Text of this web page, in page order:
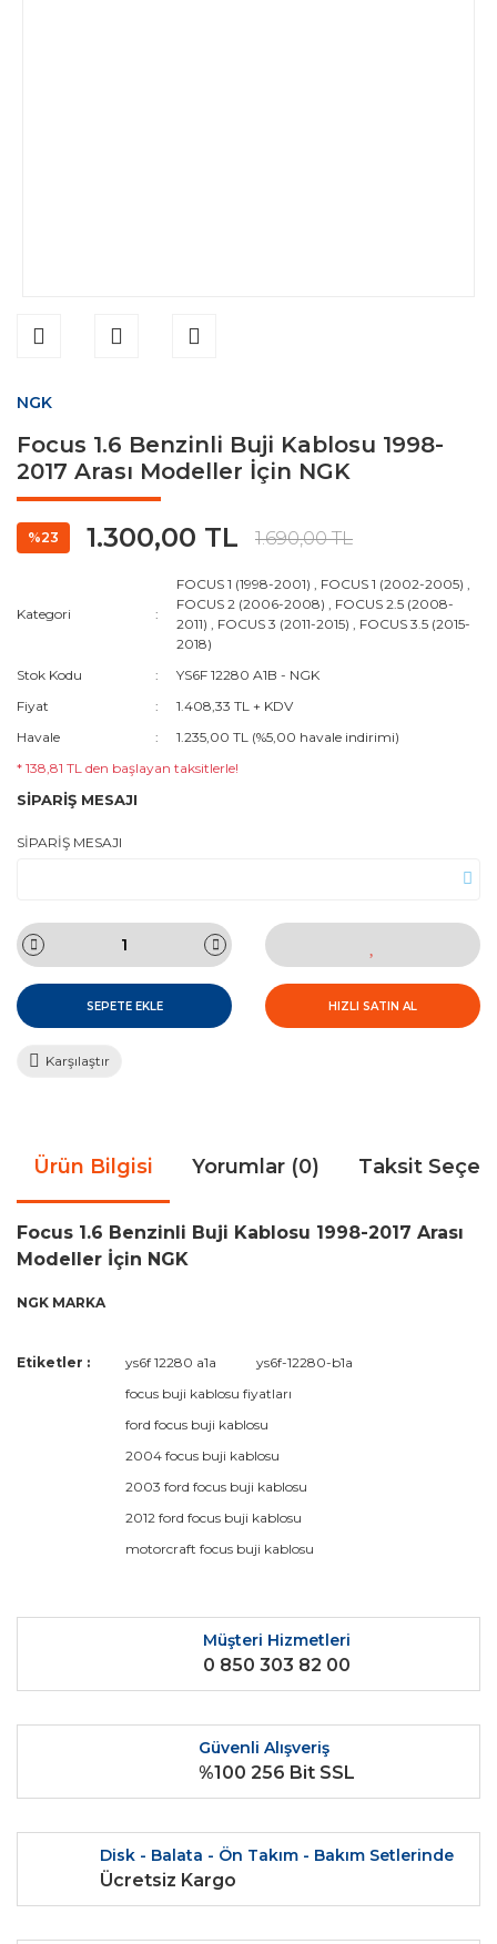
NGK
Focus 1.6 Benzinli Buji Kablosu 1998-
2017 Arası Modeller İçin NGK
%23 1.300,00 TL 1.690,00 TL
Kategori
FOCUS 1 (1998-2001) , FOCUS 1 (2002-2005) ,
FOCUS 2 (2006-2008) , FOCUS 2.5 (2008-
2011) , FOCUS 3 (2011-2015) , FOCUS 3.5 (2015-
2018)
Stok Kodu
YS6F 12280 A1B - NGK
Fiyat
1.408,33 TL + KDV
Havale
1.235,00 TL (%5,00 havale indirimi)
* 138,81 TL den başlayan taksitlerle!
SİPARİŞ MESAJI
SİPARİŞ MESAJI
SEPETE EKLE HIZLI SATIN AL
Karşılaştır
Ürün Bilgisi Yorumlar (0) Taksit
Focus 1.6 Benzinli Buji Kablosu 1998-2017 Arası
Modeller İçin NGK
NGK MARKA
Bu ürüne ilk yorumu siz yapın!
Yorum Yaz
Bu ürünün fiyat bilgisi, resim, ürün açıklamalarında ve diğer
kullanarak tarafımıza iletebilirsiniz.
Görüş ve önerileriniz için teşekkür ederiz.
Gönder
Etiketler : ys6f 12280 a1a
ys6f-12280-b1a
focus buji kablosu fiyatları
ford focus buji kablosu
2004 focus buji kablosu
2003 ford focus buji kablosu
2012 ford focus buji kablosu
motorcraft focus buji kablosu
Müşteri Hizmetleri
0 850 303 82 00
Güvenli Alışveriş
%100 256 Bit SSL
Disk - Balata - Ön Takım - Bakım Setlerinde
Ücretsiz Kargo